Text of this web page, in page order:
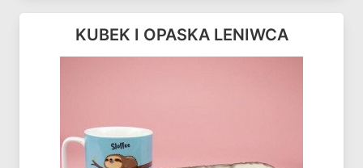
KUBEK I OPASKA LENIWCA